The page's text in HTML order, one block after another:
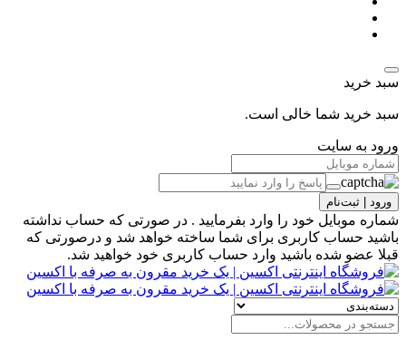
سبد خرید
سبد خرید شما خالی است.
ورود به سایت
ورود | ثبت‌نام
شماره موبایل خود را وارد بفرمایید . در صورتی که حساب نداشته
باشید حساب کاربری برای شما ساخته خواهد شد و درصورتی که
قبلا عضو شده باشید وارد حساب کاربری خود خواهید شد.